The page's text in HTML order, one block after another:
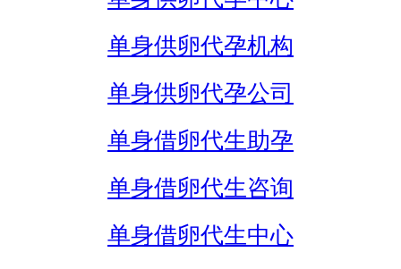
单身供卵代孕机构
单身供卵代孕公司
单身借卵代生助孕
单身借卵代生咨询
单身借卵代生中心